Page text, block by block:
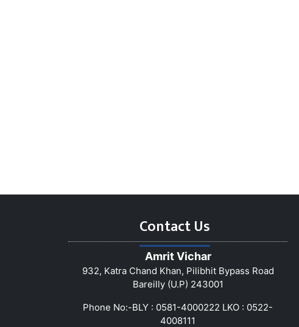
Contact Us
Amrit Vichar
932, Katra Chand Khan, Pilibhit Bypass Road
Bareilly (U.P) 243001
Phone No:-BLY : 0581-4000222 LKO : 0522-
4008111